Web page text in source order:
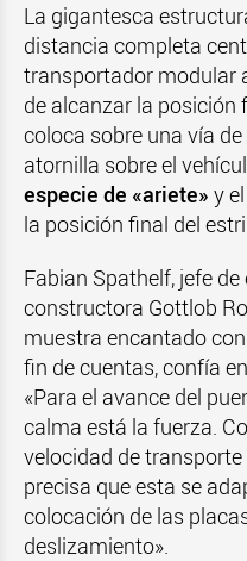
La gigantesca
distancia completa
transportador modular
de alcanzar la posición
coloca sobre una vía
atornilla sobre el
especie de «ariete» y
la posición final del
Fabian Spathelf, jefe
constructora Gottlob
muestra encantado
fin de cuentas, confía
«Para el avance del
calma está la fuerza.
velocidad de
precisa que esta se
colocación de las
deslizamiento».